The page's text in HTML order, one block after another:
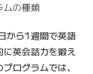
ムの種類
から1週間で英語
英会話力を鍛え
ログラムでは、